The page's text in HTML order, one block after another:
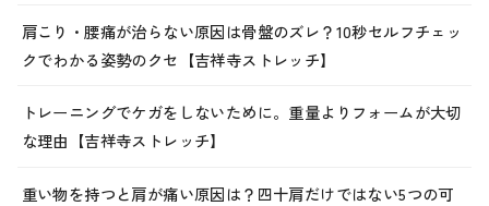
肩こり・腰痛が治らない原因は骨盤のズレ？10秒セルフチェッ
クでわかる姿勢のクセ【吉祥寺ストレッチ】
トレーニングでケガをしないために。重量よりフォームが大切
な理由【吉祥寺ストレッチ】
重い物を持つと肩が痛い原因は？四十肩だけではない5つの可